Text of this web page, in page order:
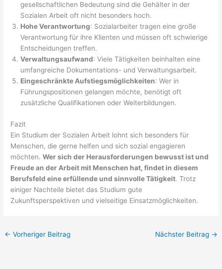
gesellschaftlichen Bedeutung sind die Gehälter in der
Sozialen Arbeit oft nicht besonders hoch.
Hohe Verantwortung: Sozialarbeiter tragen eine große
Verantwortung für ihre Klienten und müssen oft schwierige
Entscheidungen treffen.
Verwaltungsaufwand: Viele Tätigkeiten beinhalten eine
umfangreiche Dokumentations- und Verwaltungsarbeit.
Eingeschränkte Aufstiegsmöglichkeiten: Wer in
Führungspositionen gelangen möchte, benötigt oft
zusätzliche Qualifikationen oder Weiterbildungen.
Fazit
Ein Studium der Sozialen Arbeit lohnt sich besonders für
Menschen, die gerne helfen und sich sozial engagieren
möchten.Wer sich der Herausforderungen bewusst ist und
Freude an der Arbeit mit Menschen hat, findet in diesem
Berufsfeld eine erfüllende und sinnvolle Tätigkeit. Trotz
einiger Nachteile bietet das Studium gute
Zukunftsperspektiven und vielseitige Einsatzmöglichkeiten.
← Vorheriger Beitrag Nächster Beitrag →